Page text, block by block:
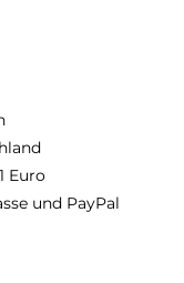
Euro
und PayPal